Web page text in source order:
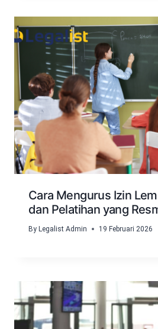
Cara Mengurus Izin
dan Pelatihan yang
By Legalist Admin 19 Februari 2026